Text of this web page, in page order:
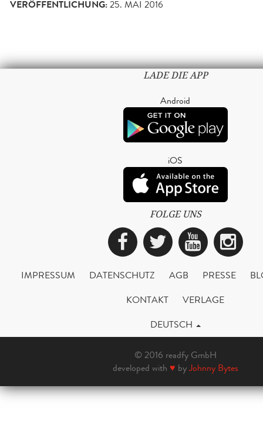
VERÖFFENTLICHUNG:25. MAI 2016
LADE DIE APP
Android
iOS
FOLGE UNS
Facebook
Twitter
IMPRESSUM DATENSCHUTZ AGB PRESSE
KONTAKT
VERLAGE
DEUTSCH
© 2016 readfy GmbH
developed with ♥ byJohnny Bytes